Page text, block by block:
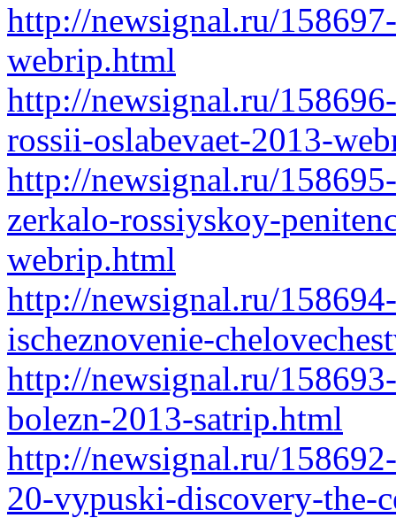
http://newsignal.ru/
webrip.html
http://newsignal.ru/
rossii-oslabevaet-2013-
http://newsignal.ru/
zerkalo-rossiyskoy-
webrip.html
http://newsignal.ru/
ischeznovenie-
http://newsignal.ru/
bolezn-2013-satrip.html
http://newsignal.ru/
20-vypuski-discovery-the-